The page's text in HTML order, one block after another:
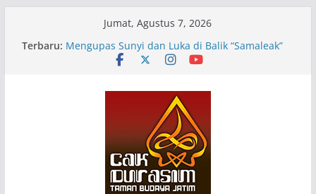
Jumat, Agustus 7, 2026
Terbaru: Pameran Lukisan Komunitas Patria Seni Rupa
Kota Blitar : Ketika “Bergerak” Menjadi Mantra
Mengupas Sunyi dan Luka di Balik “Samaleak”
Menjaga Marwah Seni dan Budaya: Catatan
Kunjungan Kerja Ir. Bambang Haryo Soekartono
(BHS) Anggota DPR RI ke Taman Budaya Jawa
Pameran Tunggal 35 Karya Agus Koecink
“Tumbang Tambang”, Ungkapan Kritis Tentang
Derita Pekerja Pertambangan